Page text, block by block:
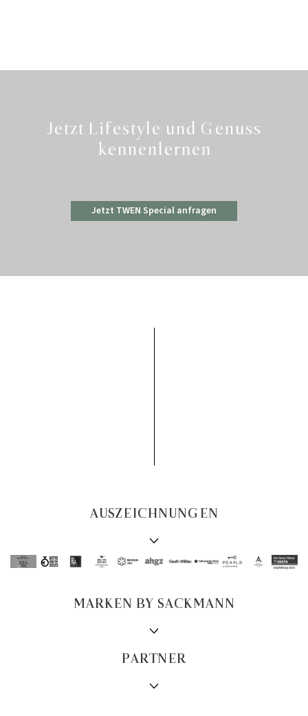
Jetzt Lifestyle und Genuss
kennenlernen
Jetzt TWEN Special anfragen
AUSZEICHNUNGEN
MARKEN BY SACKMANN
PARTNER